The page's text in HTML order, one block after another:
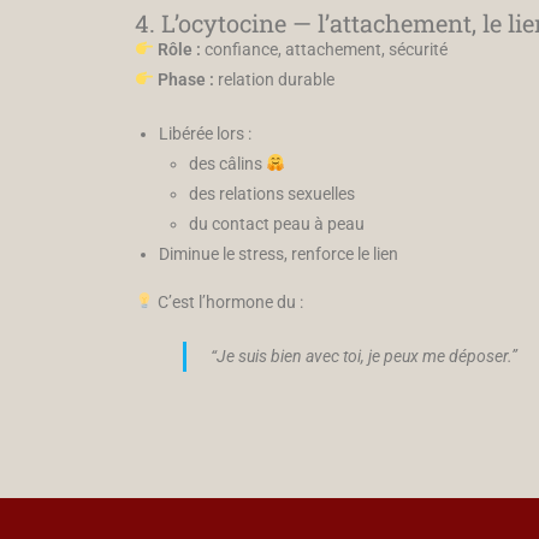
4. L’ocytocine — l’attachement, le
Rôle : confiance, attachement, sécurité
Phase : relation durable
Libérée lors :
des câlins
des relations sexuelles
du contact peau à peau
Diminue le stress, renforce le lien
C’est l’hormone du :
“Je suis bien avec toi, je peux me déposer.”